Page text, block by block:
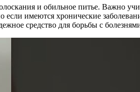
и обильное питье. Важно
имеются хронические
средство для борьбы с